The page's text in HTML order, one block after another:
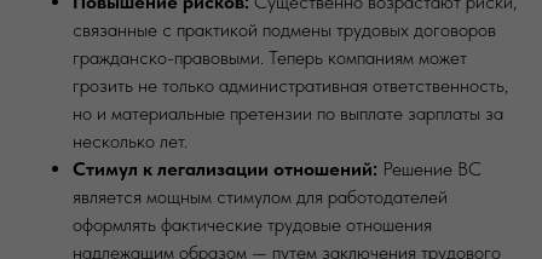
связанные с практикой подмены трудовых договоров
гражданско-правовыми. Теперь компаниям может
грозить не только административная ответственность,
но и материальные претензии по выплате зарплаты за
несколько лет.
Стимул к легализации отношений: Решение ВС
является мощным стимулом для работодателей
оформлять фактические трудовые отношения
надлежащим образом — путем заключения трудового